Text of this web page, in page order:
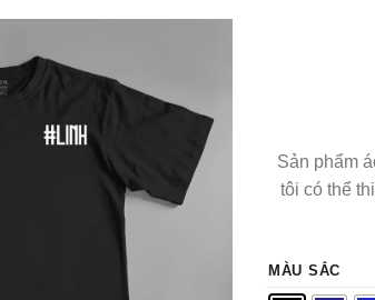
vào
muốn
mua
Sản phẩm
tôi có thể
MÀU SẮC